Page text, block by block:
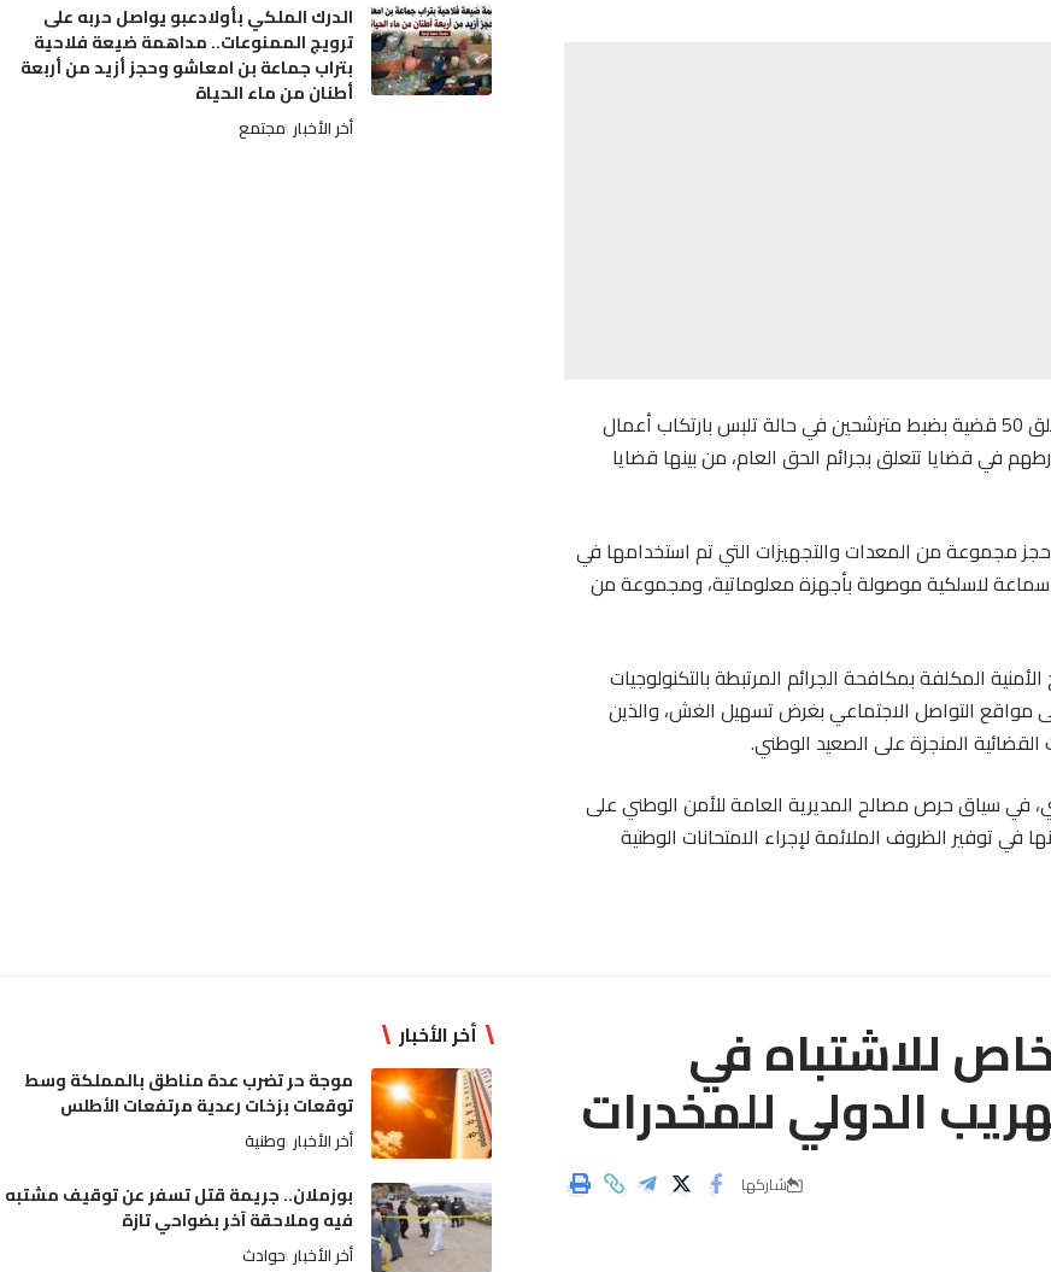
وكشفت مصادر أمنية، أن من بين القضايا التي تم تسجيلها، تتعلق 50 قضية بضبط مترشحين في حالة تلبس بارتكاب أعمال
في قضايا تتعلق بجرائم الحق العام، من بينها قضايا
مجموعة من المعدات والتجهيزات التي تم استخدامها في
تسهيل عمليات الغش، وهي عبارة عن 38 هاتفا محمولا، و20 سماعة لاسلكية موصولة بأجهزة معلوماتية، ومجموعة من
المكلفة بمكافحة الجرائم المرتبطة بالتكنولوجيات
حسابات على مواقع التواصل الاجتماعي بغرض تسهيل الغش، والذين
المنجزة على الصعيد الوطني.
في سياق حرص مصالح المديرية العامة للأمن الوطني على
توفير الظروف الملائمة لإجراء الامتحانات الوطنية
الدرك الملكي بأولادعبو يواصل حربه على
ترويج الممنوعات.. مداهمة ضيعة فلاحية
بتراب جماعة بن امعاشو وحجز أزيد من أربعة
أطنان من ماء الحياة
أخر الأخبار مجتمع
للاشتباه في
الدولي للمخدرات
شاركها
أخر الأخبار
موجة حر تضرب عدة مناطق بالمملكة وسط
توقعات بزخات رعدية مرتفعات الأطلس
أخر الأخبار وطنية
بوزملان.. جريمة قتل تسفر عن توقيف مشتبه
فيه وملاحقة آخر بضواحي تازة
أخر الأخبار حوادث